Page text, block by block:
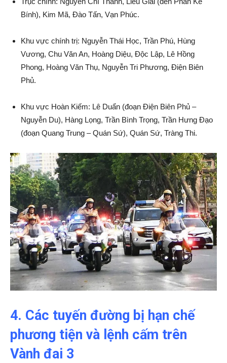
Bính), Kim Mã, Đào Tấn, Vạn Phúc.
Khu vực chính trị: Nguyễn Thái Học, Trần Phú, Hùng
Vương, Chu Văn An, Hoàng Diệu, Độc Lập, Lê Hồng
Phong, Hoàng Văn Thụ, Nguyễn Tri Phương, Điện Biên
Phủ.
Khu vực Hoàn Kiếm: Lê Duẩn (đoạn Điện Biên Phủ –
Nguyễn Du), Hàng Lọng, Trần Bình Trọng, Trần Hưng Đạo
(đoạn Quang Trung – Quán Sứ), Quán Sứ, Tràng Thi.
4. Các tuyến đường bị hạn chế
phương tiện và lệnh cấm trên
Vành đai 3